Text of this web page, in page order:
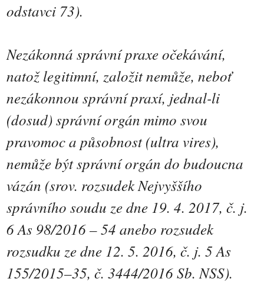
odstavci 73).
Nezákonná správní praxe očekávání,
natož legitimní, založit nemůže, neboť
nezákonnou správní praxí, jednal-li
(dosud) správní orgán mimo svou
pravomoc a působnost (ultra vires),
nemůže být správní orgán do budoucna
vázán (srov. rozsudek Nejvyššího
správního soudu ze dne 19. 4. 2017, č. j.
6 As 98/2016 – 54 anebo rozsudek
rozsudku ze dne 12. 5. 2016, č. j. 5 As
155/2015–35, č. 3444/2016 Sb. NSS).